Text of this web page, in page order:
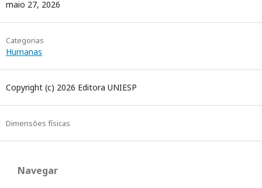
maio 27, 2026
Categorias
Humanas
Copyright (c) 2026 Editora UNIESP
Dimensões físicas
Navegar